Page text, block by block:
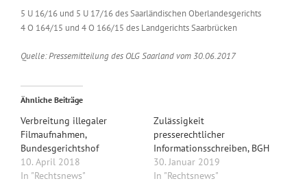
5 U 16/16 und 5 U 17/16 des Saarländischen Oberlandesgerichts
4 O 164/15 und 4 O 166/15 des Landgerichts Saarbrücken
Quelle: Pressemitteilung des OLG Saarland vom 30.06.2017
Ähnliche Beiträge
Verbreitung illegaler
Filmaufnahmen,
Bundesgerichtshof
10. April 2018
In "Rechtsnews"
Zulässigkeit
presserechtlicher
Informationsschreiben, BGH
30. Januar 2019
In "Rechtsnews"